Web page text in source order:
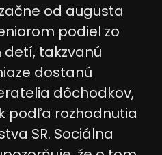
od augusta
podiel zo
takzvanú
dostanú
dôchodkov,
podľa rozhodnutia
SR. Sociálna